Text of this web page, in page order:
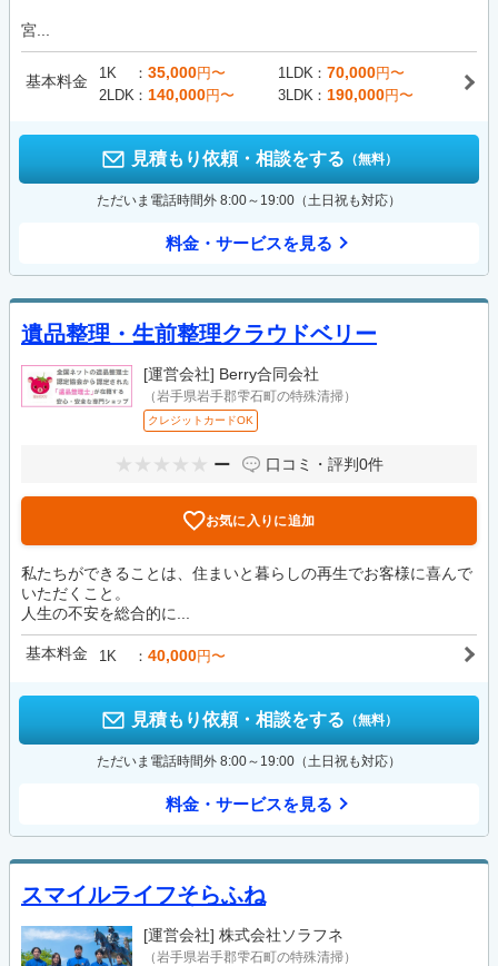
宮...
基本料金 1K 35,000円〜 1LDK 70,000円〜
2LDK
140,000円〜 3LDK 190,000円〜
見積もり依頼・相談をする （無料）
ただいま電話時間外 8:00～19:00（土日祝も対応）
料金・サービスを見る
遺品整理・生前整理クラウドベリー
[運営会社] Berry合同会社
（岩手県岩手郡雫石町の特殊清掃）
クレジットカードOK
ー 口コミ・評判0件
お気に入りに追加
私たちができることは、住まいと暮らしの再生でお客様に喜んで
いただくこと。
人生の不安を総合的に...
基本料金 1K 40,000円〜
見積もり依頼・相談をする （無料）
ただいま電話時間外 8:00～19:00（土日祝も対応）
料金・サービスを見る
スマイルライフそらふね
[運営会社] 株式会社ソラフネ
（岩手県岩手郡雫石町の特殊清掃）